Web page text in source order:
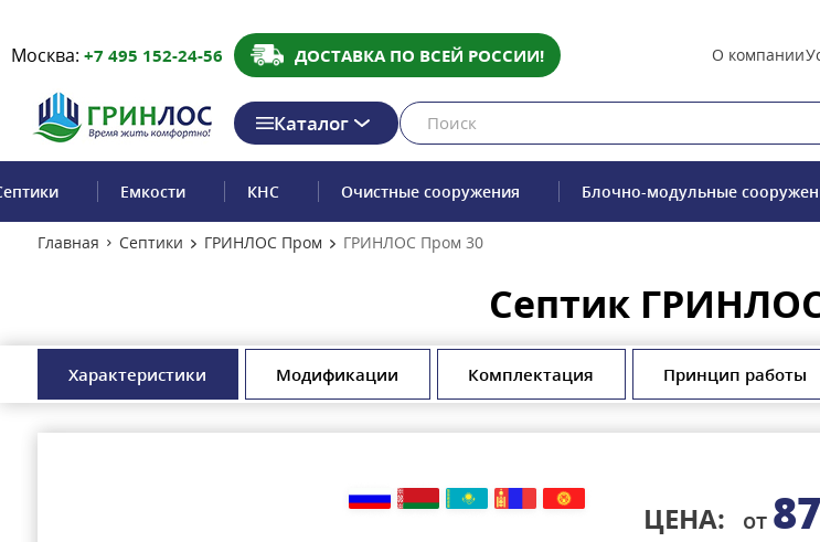
Москва: +7 495 152-24-56 ДОСТАВКА ПО ВСЕЙ РОССИИ! О компании
Каталог
Емкости КНС Очистные сооружения Блочно-модульные
Главная Септики ГРИНЛОС Пром ГРИНЛОС Пром 30
Септик
Характеристики Модификации Комплектация Принцип работы
ЦЕНА: от